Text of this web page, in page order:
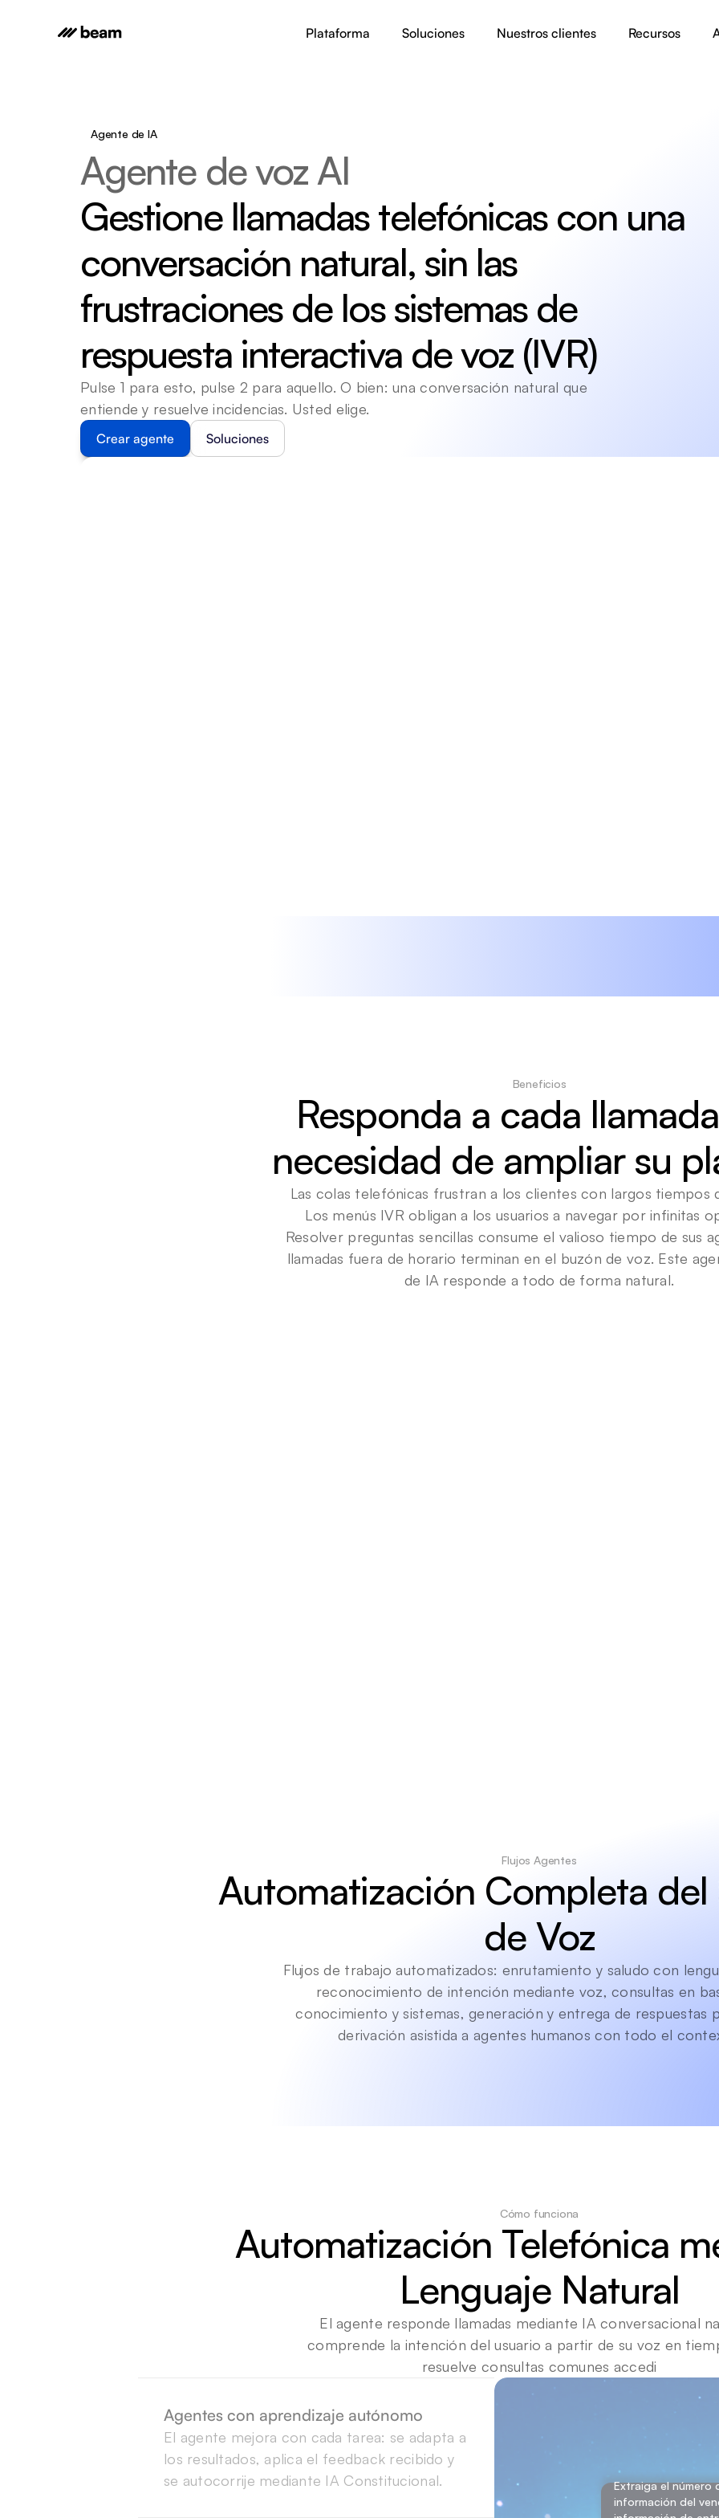
Plataforma Soluciones Nuestros clientes Recursos
Agente de IA
Agente de voz AI
Gestione llamadas telefónicas con una
conversación natural, sin las
frustraciones de los sistemas de
respuesta interactiva de voz (IVR)
Pulse 1 para esto, pulse 2 para aquello. O bien: una conversación natural que
entiende y resuelve incidencias. Usted elige.
Crear agente Soluciones
Beneficios
Responda a cada
necesidad de ampliar su
Las colas telefónicas frustran a los clientes con largos tiempos
Los menús IVR obligan a los usuarios a navegar por infinitas
Resolver preguntas sencillas consume el valioso tiempo de sus
llamadas fuera de horario terminan en el buzón de voz. Este
de IA responde a todo de forma natural.
Flujos Agentes
Automatización Completa
de Voz
Flujos de trabajo automatizados: enrutamiento y saludo con
reconocimiento de intención mediante voz, consultas en
conocimiento y sistemas, generación y entrega de respuestas
derivación asistida a agentes humanos con todo el
Cómo funciona
Automatización Telefónica
Lenguaje Natural
El agente responde llamadas mediante IA conversacional
comprende la intención del usuario a partir de su voz en
resuelve consultas comunes accedi
Agentes con aprendizaje autónomo
El agente mejora con cada tarea: se adapta a
los resultados, aplica el feedback recibido y
se autocorrije mediante IA Constitucional.
Como resultado de los constantes bucles de
retroalimentación, los agentes de IA de
Extraiga el número
información del
Extraiga el número
Extraiga el número
información del